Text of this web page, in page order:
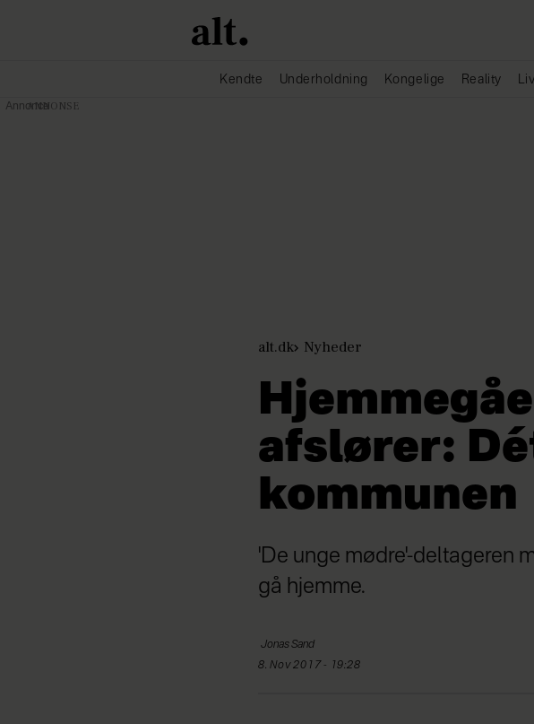
Kendte Underholdning Kongelige Reality
alt.dk Nyheder
afslører:
kommunen
'De unge mødre'-deltageren
gå hjemme.
JonasSand
8. Nov 2017 - 19:28
Annonce